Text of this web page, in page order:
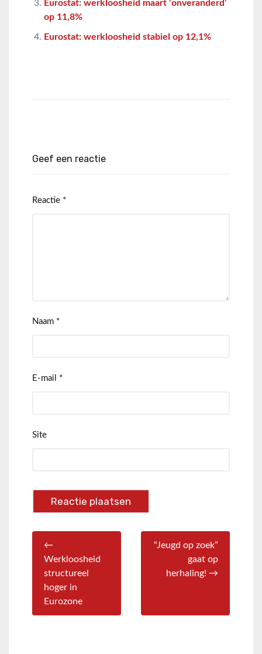
Eurostat: werkloosheid maart ‘onveranderd’
op 11,8%
Eurostat: werkloosheid stabiel op 12,1%
Geef een reactie
Reactie *
Naam *
E-mail *
Site
←
Werkloosheid
structureel
hoger in
Eurozone
“Jeugd op zoek”
gaat op
herhaling! →